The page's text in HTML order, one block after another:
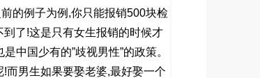
的例子为例 ,你只能报销500块检
到了!这是只有女生报销的时候才
是中国少有的”歧视男性”的政策。
!而男生如果要娶老婆,最好娶一个